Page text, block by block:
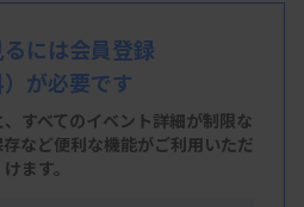
ー
には会員登録
）が必要です
すべてのイベント詳細が制限な
など便利な機能がご利用いただ
けます。